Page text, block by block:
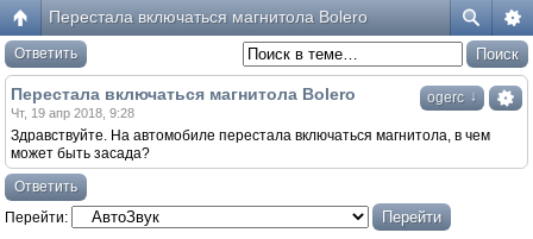
Перестала включаться магнитола Bolero
Ответить
ogerc ↓
Перестала включаться магнитола Bolero
Чт, 19 апр 2018, 9:28
Здравствуйте. На автомобиле перестала включаться магнитола, в чем
может быть засада?
Ответить
Перейти: